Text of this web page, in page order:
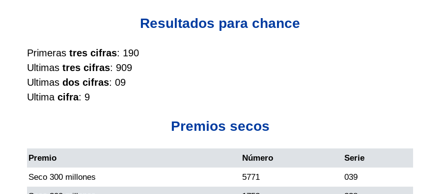
Astro Luna
Resultados para chance
Primeras tres cifras: 190
Ultimas tres cifras: 909
Ultimas dos cifras: 09
Ultima cifra: 9
Premios secos
Premio Número Serie
Seco 300 millones 5771 039